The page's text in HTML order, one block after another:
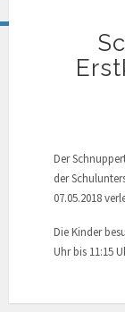
Der
der
07.05.2018
Die Kinder
Uhr bis 11:15